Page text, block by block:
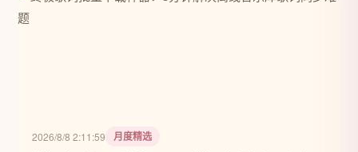
2026/8/8 2:11:59 月度精选